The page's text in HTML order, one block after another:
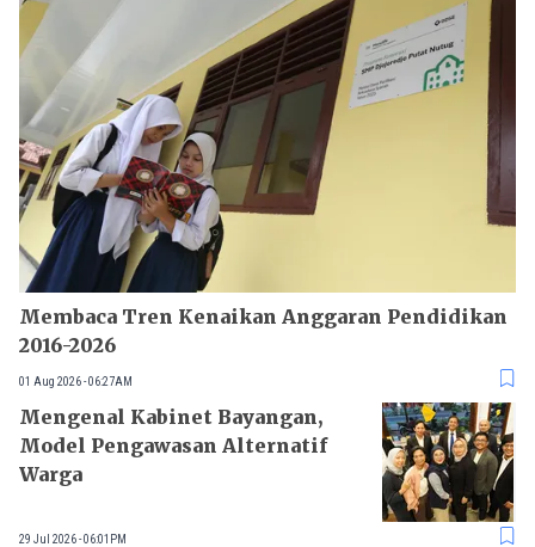
Membaca Tren Kenaikan Anggaran Pendidikan
2016-2026
01 Aug 2026 - 06:27AM
Mengenal Kabinet Bayangan,
Model Pengawasan Alternatif
Warga
29 Jul 2026 - 06:01PM